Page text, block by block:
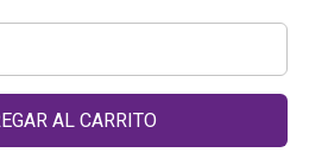
AL CARRITO